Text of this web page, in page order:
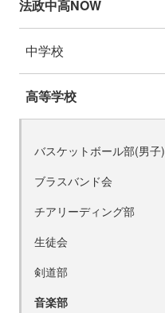
法政中高NOW
中学校
高等学校
バスケットボール部(男子)
ブラスバンド会
チアリーディング部
生徒会
剣道部
音楽部